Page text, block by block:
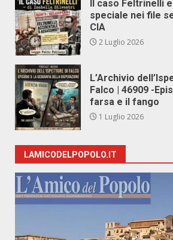
Il caso Feltrinelli
speciale nei file
CIA
2 Luglio 2026
L’Archivio
Falco | 46909 -
farsa e il fango
1 Luglio 2026
LAMICODELPOPOLO.IT